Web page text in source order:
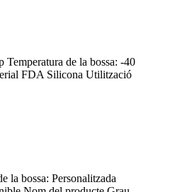
de la bossa: -40
FDA Silicona Utilització
la bossa: Personalitzada